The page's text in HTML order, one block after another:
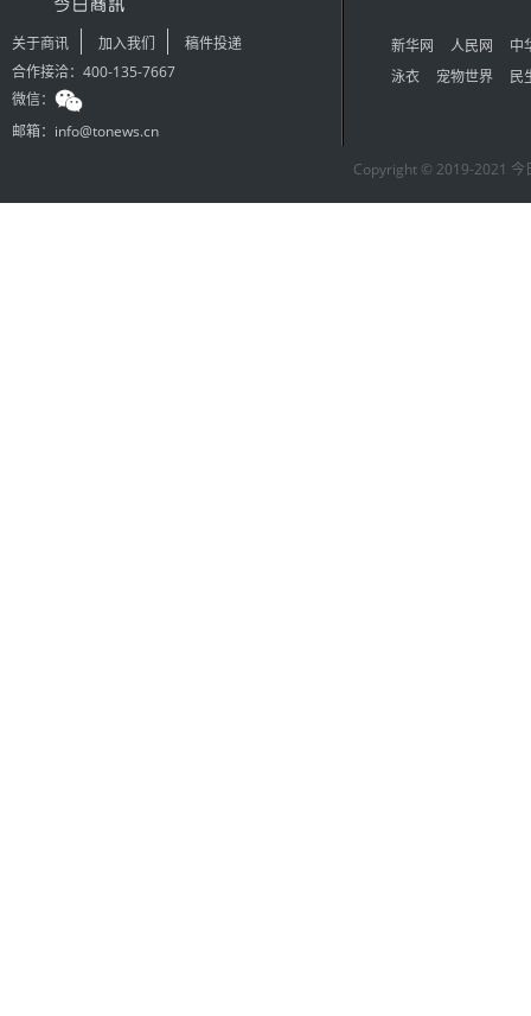
关于商讯 加入我们
稿件投递
合作接洽：400-135-7667
微信：
邮箱：info@tonews.cn
新华网 人民网
中
泳衣
宠物世界 民
Copyright © 2019-2021 今